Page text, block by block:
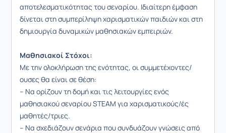
αποτελεσματικότητας του σεναρίου. Ιδιαίτερη έμφαση
δίνεται στη συμπερίληψη χαρισματικών παιδιών και στη
δημιουργία δυναμικών μαθησιακών εμπειριών.
Μαθησιακοί Στόχοι:
Με την ολοκλήρωση της ενότητας, οι συμμετέχοντες/
ουσες θα είναι σε θέση:
– Να ορίζουν τη δομή και τις λειτουργίες ενός
μαθησιακού σεναρίου STEAM για χαρισματικούς/ές
μαθητές/τριες.
– Να σχεδιάζουν σενάρια που συνδυάζουν γνώσεις από